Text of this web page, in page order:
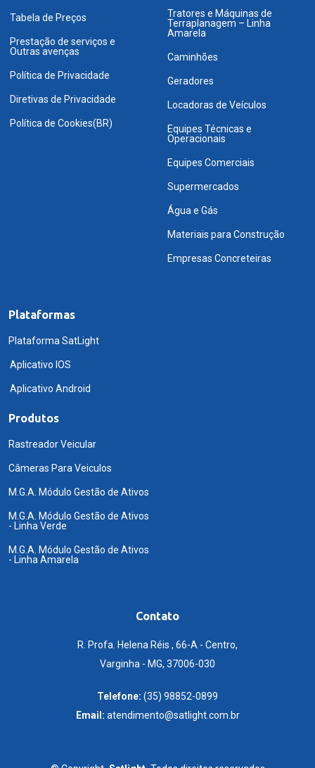
Tabela de Preços
Prestação de serviços e
Outras avenças
Política de Privacidade
Diretivas de Privacidade
Política de Cookies(BR)
Tratores e Máquinas de
Terraplanagem – Linha
Amarela
Caminhões
Geradores
Locadoras de Veículos
Equipes Técnicas e
Operacionais
Equipes Comerciais
Supermercados
Água e Gás
Materiais para Construção
Empresas Concreteiras
Plataformas
Plataforma SatLight
Aplicativo IOS
Aplicativo Android
Produtos
Rastreador Veicular
Câmeras Para Veiculos
M.G.A. Módulo Gestão de Ativos
M.G.A. Módulo Gestão de Ativos
- Linha Verde
M.G.A. Módulo Gestão de Ativos
- Linha Amarela
Contato
R. Profa. Helena Réis , 66-A - Centro,
Varginha - MG, 37006-030
Telefone: (35) 98852-0899
Email: atendimento@satlight.com.br